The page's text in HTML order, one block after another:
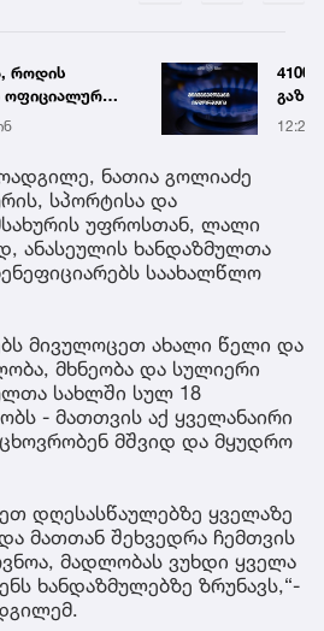
როდის
ოფიციალურად
4100
12:24
ნათია გოლიაძე
სპორტისა და
უფროსთან, ლალი
ანასეულის ხანდაზმულთა
საახალწლო
მივულოცეთ ახალი წელი და
მხნეობა და სულიერი
სახლში სულ 18
- მათთვის აქ ყველანაირი
მშვიდ და მყუდრო
დღესასწაულებზე ყველაზე
მათთან შეხვედრა ჩემთვის
მადლობას ვუხდი ყველა
ხანდაზმულებზე ზრუნავს,“-